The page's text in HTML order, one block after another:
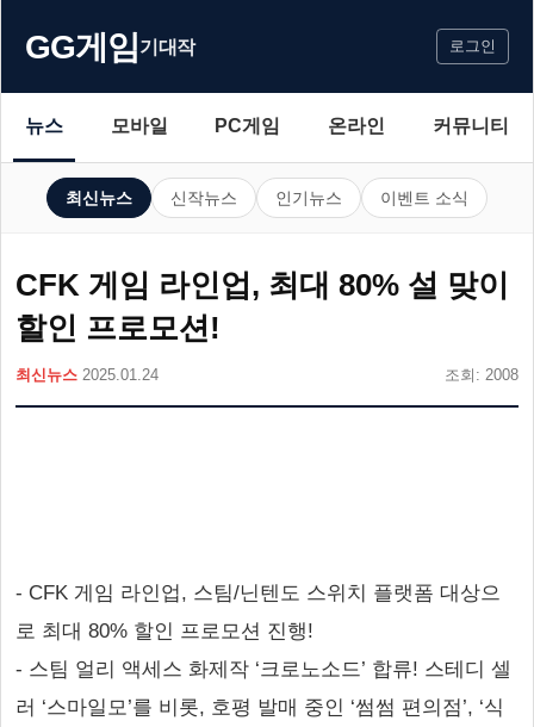
GG게임기대작 로그인
뉴스 모바일 PC게임 온라인 커뮤니티
최신뉴스 신작뉴스 인기뉴스 이벤트 소식
CFK 게임 라인업, 최대 80% 설 맞이
할인 프로모션!
최신뉴스 2025.01.24 조회: 2008
- CFK 게임 라인업, 스팀/닌텐도 스위치 플랫폼 대상으
로 최대 80% 할인 프로모션 진행!
- 스팀 얼리 액세스 화제작 ‘크로노소드’ 합류! 스테디 셀
러 ‘스마일모’를 비롯, 호평 발매 중인 ‘썸썸 편의점’, ‘식